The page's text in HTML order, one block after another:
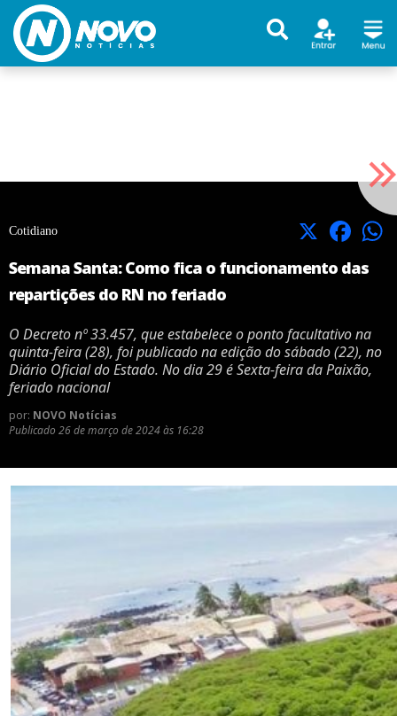
Cotidiano X Facebook
Semana Santa: Como fica o funcionamento das
repartições do RN no feriado
O Decreto nº 33.457, que estabelece o ponto facultativo na
quinta-feira (28), foi publicado na edição do sábado (22), no
Diário Oficial do Estado. No dia 29 é Sexta-feira da Paixão,
feriado nacional
por: NOVO Notícias
Publicado 26 de março de 2024 às 16:28